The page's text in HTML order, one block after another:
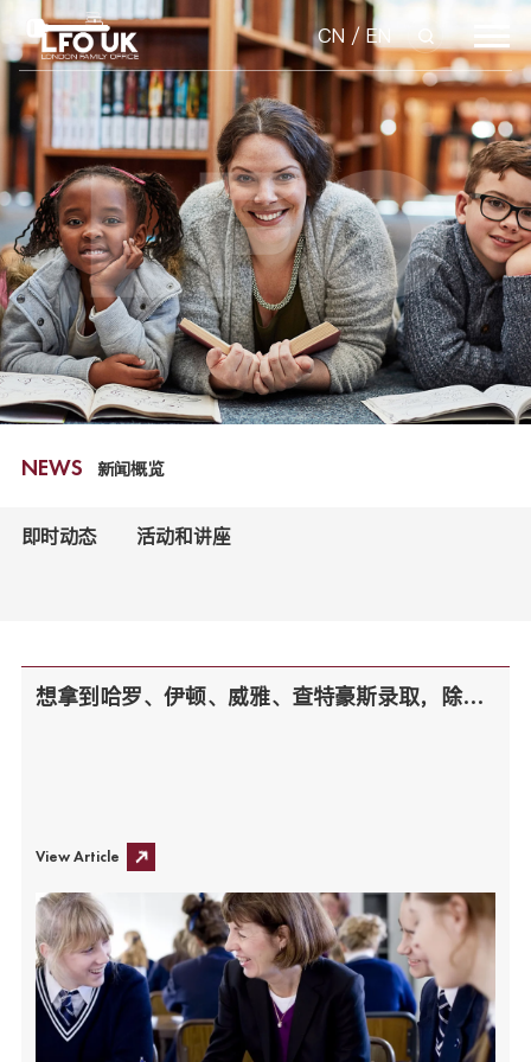
CN / EN
NEWS 新闻概览
即时动态 活动和讲座
想拿到哈罗、伊顿、威雅、查特豪斯录取，除去成绩，校长实力定乾坤？
View Article